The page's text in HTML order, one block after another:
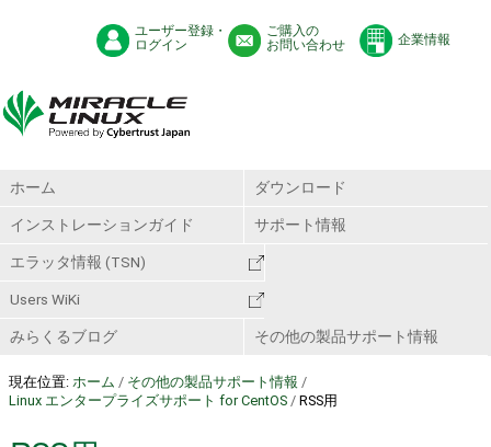
ユーザー登録・
ログイン
ご購入の
お問い合わせ
企業情報
ホーム ダウンロード
インストレーションガイド サポート情報
エラッタ情報 (TSN)
Users WiKi
みらくるブログ その他の製品サポート情報
現在位置: ホーム / その他の製品サポート情報 /
Linux エンタープライズサポート for CentOS / RSS用